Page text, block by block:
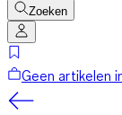
Zoeken
Geen artikelen